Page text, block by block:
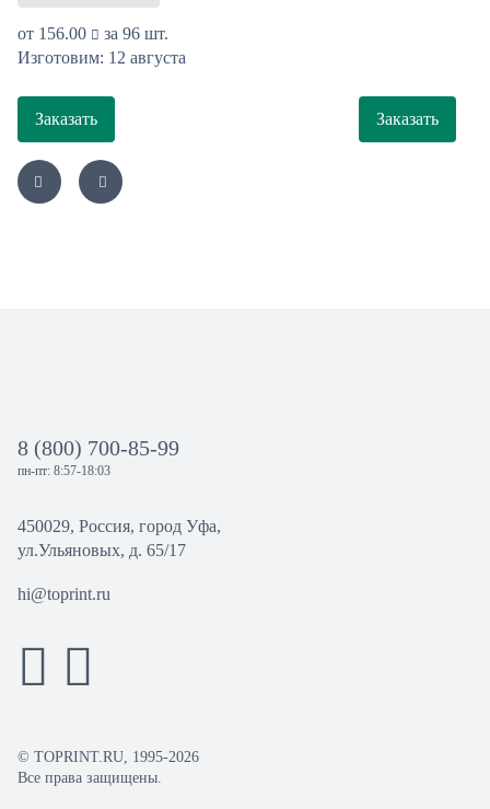
от 156.00
за 96 шт.
Изготовим: 12 августа
Заказать Заказать
8 (800) 700-85-99
пн-пт: 8:57-18:03
450029, Россия, город Уфа,
ул.Ульяновых, д. 65/17
hi@toprint.ru
© TOPRINT.RU, 1995-2026
Все права защищены.